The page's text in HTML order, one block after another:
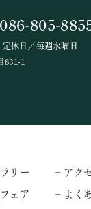
805-
休日／毎週水曜日
831-1
リー
ェア
– アク
– よく